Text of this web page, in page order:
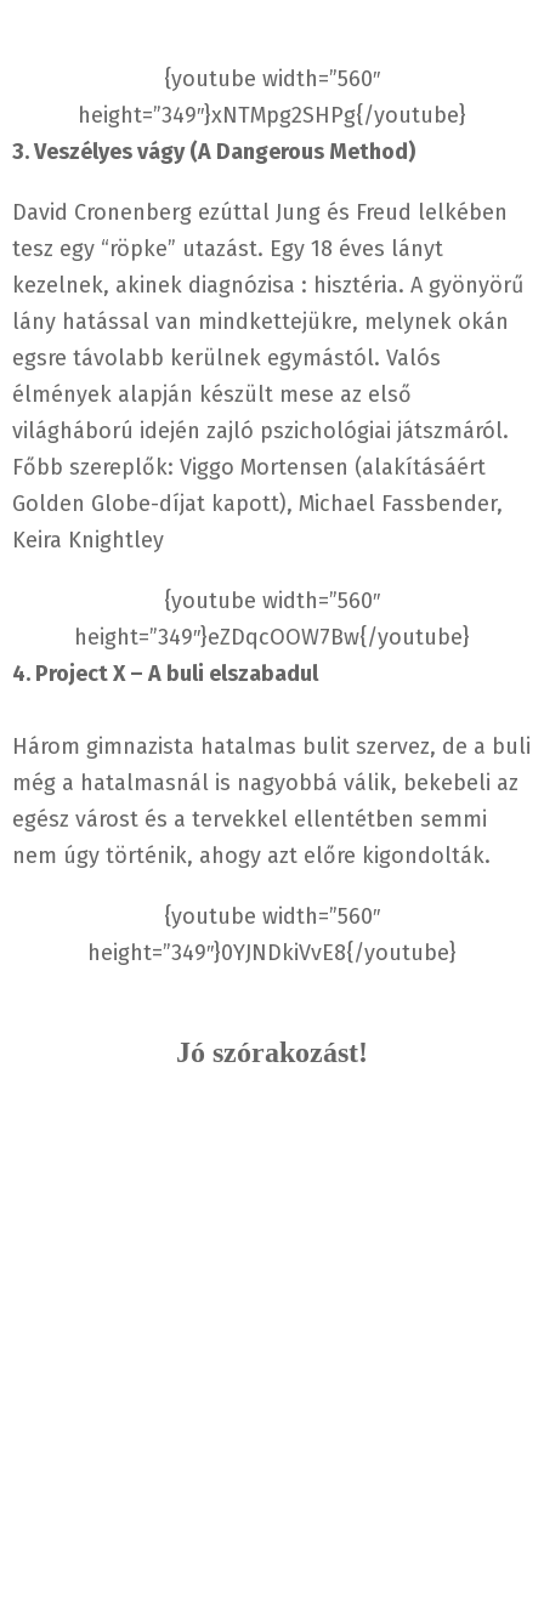
{youtube width=”560″
height=”349″}xNTMpg2SHPg{/youtube}
3. Veszélyes vágy (A Dangerous Method)
David Cronenberg ezúttal Jung és Freud lelkében
tesz egy “röpke” utazást. Egy 18 éves lányt
kezelnek, akinek diagnózisa : hisztéria. A gyönyörű
lány hatással van mindkettejükre, melynek okán
egsre távolabb kerülnek egymástól. Valós
élmények alapján készült mese az első
világháború idején zajló pszichológiai játszmáról.
Főbb szereplők: Viggo Mortensen (alakításáért
Golden Globe-díjat kapott), Michael Fassbender,
Keira Knightley
{youtube width=”560″
height=”349″}eZDqcOOW7Bw{/youtube}
4. Project X – A buli elszabadul
Három gimnazista hatalmas bulit szervez, de a buli
még a hatalmasnál is nagyobbá válik, bekebeli az
egész várost és a tervekkel ellentétben semmi
nem úgy történik, ahogy azt előre kigondolták.
{youtube width=”560″
height=”349″}0YJNDkiVvE8{/youtube}
Jó szórakozást!